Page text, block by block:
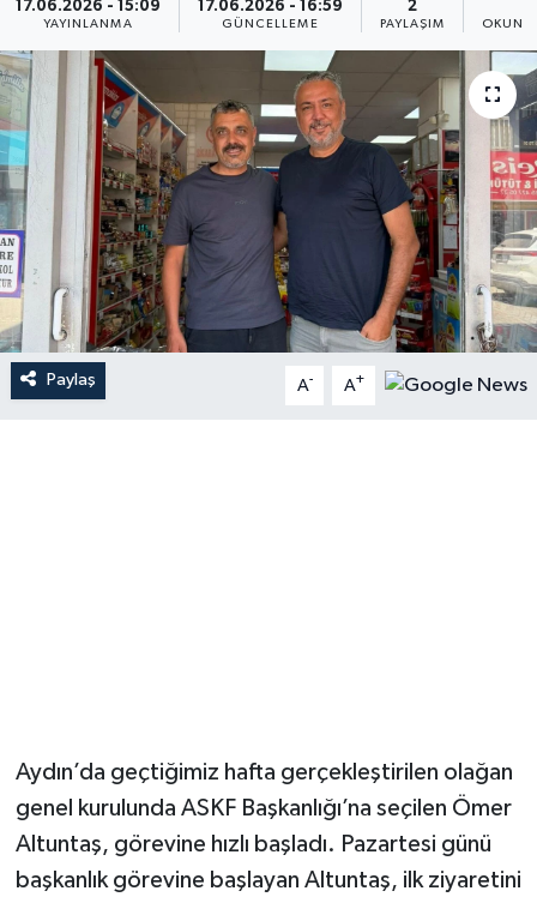
17.06.2026 - 15:09
YAYINLANMA
17.06.2026 - 16:59
GÜNCELLEME
2
PAYLAŞIM
Paylaş A- A+
Aydın’da geçtiğimiz hafta gerçekleştirilen olağan
genel kurulunda ASKF Başkanlığı’na seçilen Ömer
Altuntaş, görevine hızlı başladı. Pazartesi günü
başkanlık görevine başlayan Altuntaş, ilk ziyaretini